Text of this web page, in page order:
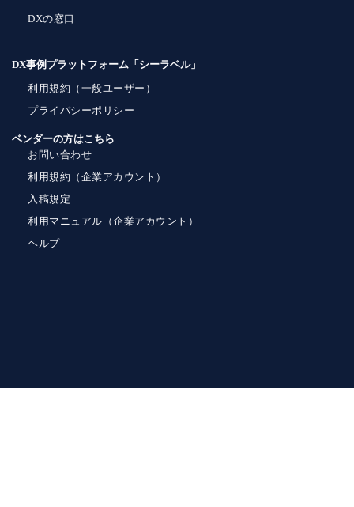
DXの窓口
DX事例プラットフォーム「シーラベル」
利用規約（一般ユーザー）
プライバシーポリシー
ベンダーの方はこちら
お問い合わせ
利用規約（企業アカウント）
入稿規定
利用マニュアル（企業アカウント）
ヘルプ